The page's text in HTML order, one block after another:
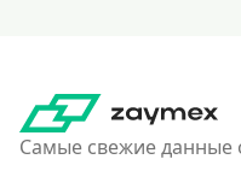
Самые свежие данные